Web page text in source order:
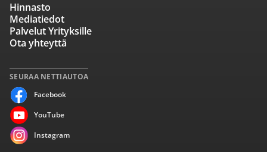
SEURAA NETTIAUTOA
Facebook
YouTube
Instagram
Hinnasto
Mediatiedot
Palvelut Yrityksille
Ota yhteyttä